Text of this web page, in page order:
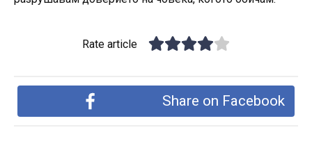
Rate article
Share on Facebook